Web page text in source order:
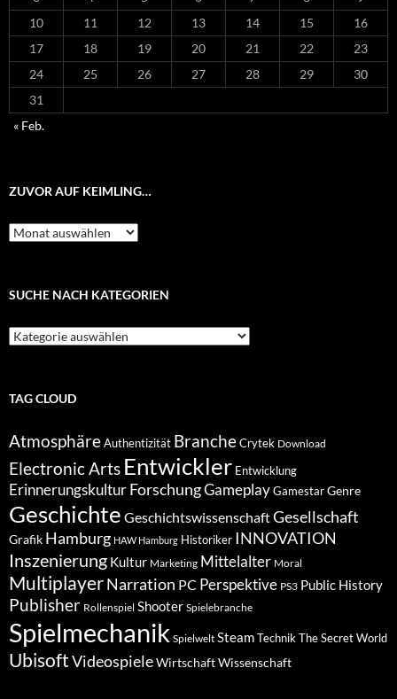
10
11 12 13 14 15
16
17
18 19 20 21 22
23
24
25 26 27 28 29
30
31
« Feb.
ZUVOR AUF KEIMLING…
Zuvor
auf
SUCHE NACH KATEGORIEN
Suche
nach
TAG CLOUD
Atmosphäre Authentizität Branche Crytek Download
Electronic Arts Entwickler Entwicklung
Erinnerungskultur ForschungGameplay Gamestar Genre
Geschichte GeschichtswissenschaftGesellschaft
Grafik Hamburg HAW Hamburg Historiker INNOVATION
Inszenierung Kultur Marketing Mittelalter Moral
MultiplayerNarration PC Perspektive PS3 Public History
Publisher Rollenspiel Shooter Spielebranche
Spielmechanik Spielwelt Steam Technik The Secret World
UbisoftVideospieleWirtschaftWissenschaft